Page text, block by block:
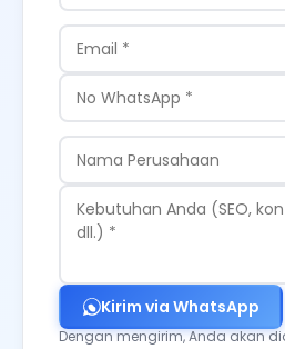
Kirim via WhatsApp
Dengan mengirim, Anda akan